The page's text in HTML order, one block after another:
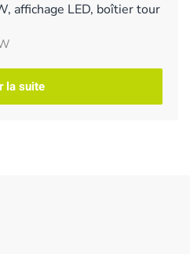
affichage LED, boîtier tour
la suite